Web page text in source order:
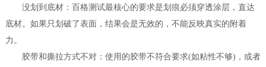
没划到底材：百格测试最核心的要求是划痕必须穿透涂层，直达
底材。如果只划破了表面，结果会是无效的，不能反映真实的附着
力。
胶带和撕拉方式不对：使用的胶带不符合要求(如粘性不够)，或者